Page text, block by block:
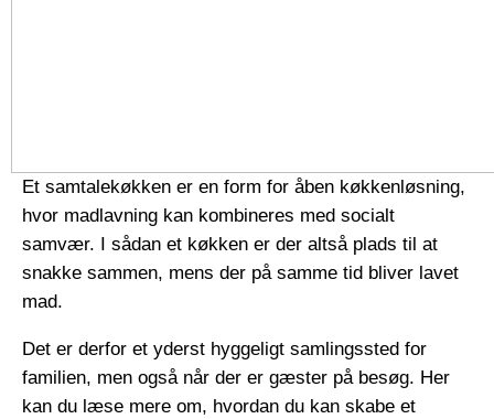
Et samtalekøkken er en form for åben køkkenløsning,
hvor madlavning kan kombineres med socialt
samvær. I sådan et køkken er der altså plads til at
snakke sammen, mens der på samme tid bliver lavet
mad.
Det er derfor et yderst hyggeligt samlingssted for
familien, men også når der er gæster på besøg. Her
kan du læse mere om, hvordan du kan skabe et